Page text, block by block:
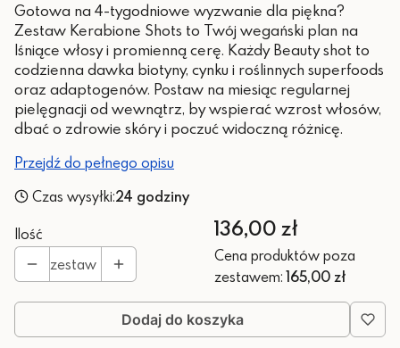
Gotowa na 4-tygodniowe wyzwanie dla piękna?
Zestaw Kerabione Shots to Twój wegański plan na
lśniące włosy i promienną cerę. Każdy Beauty shot to
codzienna dawka biotyny, cynku i roślinnych superfoods
oraz adaptogenów. Postaw na miesiąc regularnej
pielęgnacji od wewnątrz, by wspierać wzrost włosów,
dbać o zdrowie skóry i poczuć widoczną różnicę.
Przejdź do pełnego opisu
Czas wysyłki:24 godziny
Ilość
zestaw
Cena
136,00 zł
Cena produktów poza
zestawem: 165,00 zł
Dodaj do koszyka